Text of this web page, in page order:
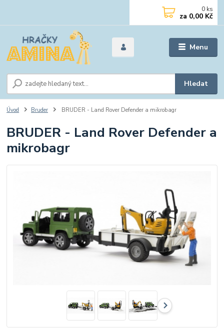
Menu
Hledat
0 ks
za 0,00 Kč
Úvod Bruder BRUDER - Land Rover Defender a mikrobagr
BRUDER - Land Rover Defender a
mikrobagr